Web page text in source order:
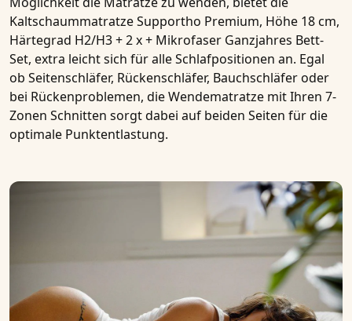
Kaltschaummatratze Supportho Premium, Höhe 18 cm,
Härtegrad H2/H3 + 2 x + Mikrofaser Ganzjahres Bett-
Set, extra leicht sich für alle Schlafpositionen an. Egal
ob Seitenschläfer, Rückenschläfer, Bauchschläferoder
bei Rückenproblemen, dieWendematratze mit Ihren 7-
Zonen Schnitten sorgt dabei auf beiden Seiten für die
optimale Punktentlastung.